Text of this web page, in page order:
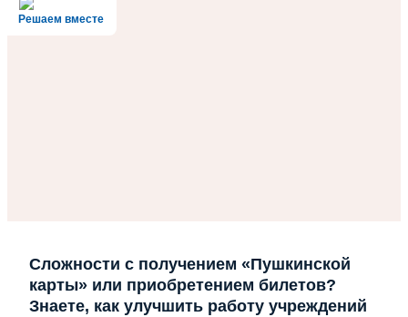
Решаем вместе
Сложности с получением «Пушкинской
карты» или приобретением билетов?
Знаете, как улучшить работу учреждений